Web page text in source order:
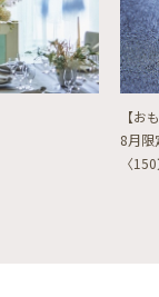
【お
8月限
〈